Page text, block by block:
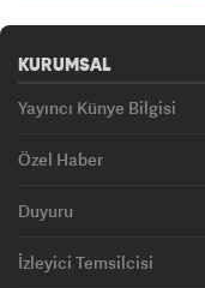
KURUMSAL
Yayıncı Künye Bilgisi
Özel Haber
Duyuru
İzleyici Temsilcisi